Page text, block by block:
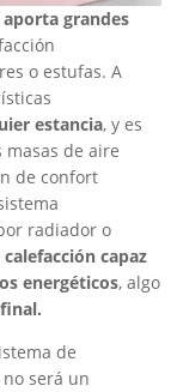
aporta grandes
o estufas. A
estancia, y es
de aire
de confort
radiador o
capaz
energéticos, algo
de
será un